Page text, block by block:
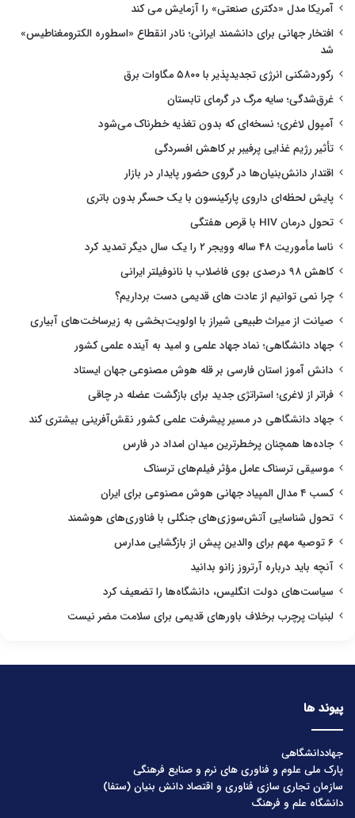
آمریکا مدل «دکتری صنعتی» را آزمایش می کند
افتخار جهانی برای دانشمند ایرانی؛ نادر انقطاع «اسطوره الکترومغناطیس»
شد
رکوردشکنی انرژی تجدیدپذیر با ۵۸۰۰ مگاوات برق
غرق‌شدگی؛ سایه مرگ در گرمای تابستان
آمپول لاغری؛ نسخه‌ای که بدون تغذیه خطرناک می‌شود
تأثیر رژیم غذایی پرفیبر بر کاهش افسردگی
اقتدار دانش‌بنیان‌ها در گروی حضور پایدار در بازار
پایش لحظه‌ای داروی پارکینسون با یک حسگر بدون باتری
تحول درمان HIV با قرص هفتگی
ناسا مأموریت ۴۸ ساله وویجر ۲ را یک سال دیگر تمدید کرد
کاهش ۹۸ درصدی بوی فاضلاب با نانوفیلتر ایرانی
چرا نمی توانیم از عادت های قدیمی دست برداریم؟
صیانت از میراث طبیعی شیراز با اولویت‌بخشی به زیرساخت‌های آبیاری
جهاد دانشگاهی؛ نماد جهاد علمی و امید به آینده علمی کشور
دانش آموز استان فارسی بر قله هوش مصنوعی جهان ایستاد
فراتر از لاغری؛ استراتژی جدید برای بازگشت عضله در چاقی
جهاد دانشگاهی در مسیر پیشرفت علمی کشور نقش‌آفرینی بیشتری کند
جاده‌ها همچنان پرخطرترین میدان امداد در فارس
موسیقی ترسناک عامل مؤثر فیلم‌های ترسناک
کسب ۴ مدال المپیاد جهانی هوش مصنوعی برای ایران
تحول شناسایی آتش‌سوزی‌های جنگلی با فناوری‌های هوشمند
۶ توصیه مهم برای والدین پیش از بازگشایی مدارس
آنچه باید درباره آرتروز زانو بدانید
سیاست‌های دولت انگلیس، دانشگاه‌ها را تضعیف کرد
لبنیات پرچرب برخلاف باورهای قدیمی برای سلامت مضر نیست
پیوند ها
جهاددانشگاهی
پارک ملی علوم و فناوری های نرم و صنایع فرهنگی
سازمان تجاری سازی فناوری و اقتصاد دانش بنیان (ستفا)
دانشگاه علم و فرهنگ